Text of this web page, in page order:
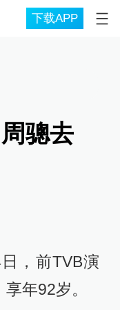
下载APP
骢去
，前TVB演
年92岁。